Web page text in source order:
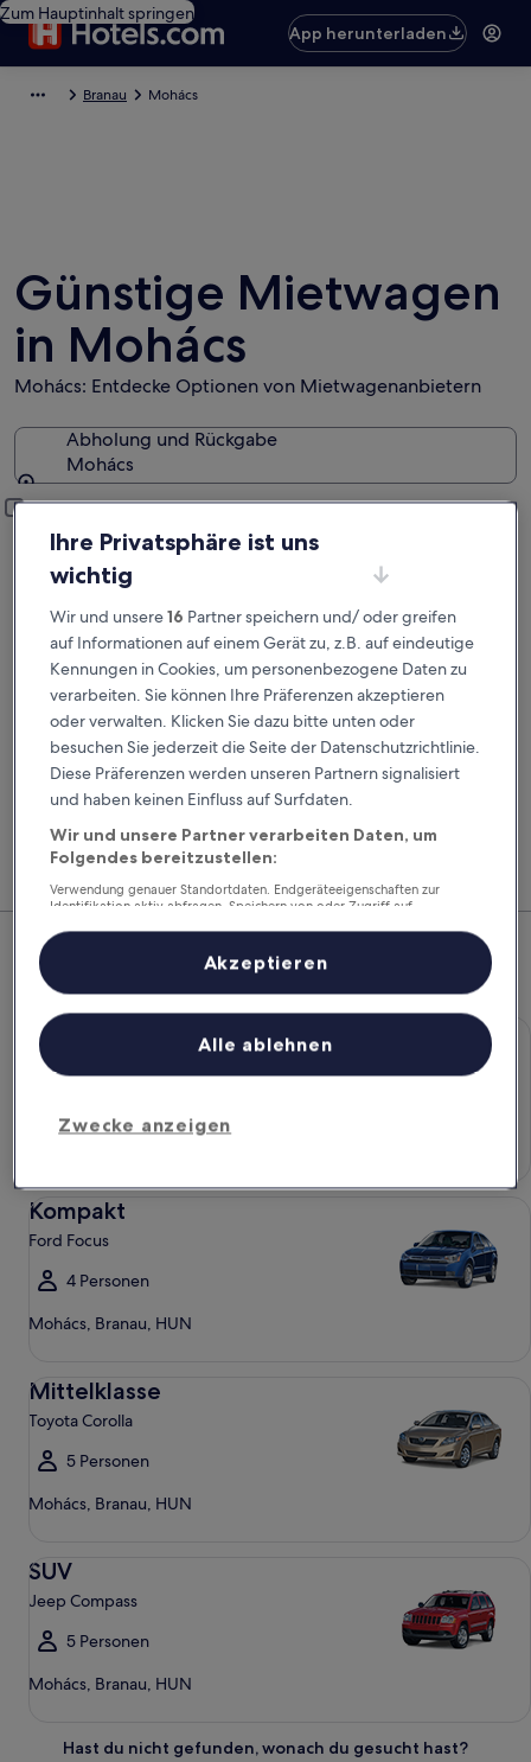
Zum Hauptinhalt springen
App herunterladen
Branau Mohács
Günstige Mietwagen
in Mohács
Mohács: Entdecke Optionen von Mietwagenanbietern
Abholung und Rückgabe
Mohács
Abholung und Rückgabe
Anderen Rückgabeort hinzufügen
Abholdatum
23. Aug.
Rückgabedatum
24. Aug.
Abholzeit
Rückgabezeit
Ich habe einen Rabattcode
Suchen
Vergleiche Autovermieter und buche Flug, Hotel
und Mietwagen zusammen, um noch mehr zu
sparen.
Top-Mietwagenangebote –
Mohács
Economy
Chevrolet Spark
Economy Chevrolet Spark
Kompakt
Ford Focus
4 Personen
Mohács, Branau, HUN
Kompakt Ford Focus
Mittelklasse
Toyota Corolla
5 Personen
Mohács, Branau, HUN
SUV
Jeep Compass
5 Personen
Mohács, Branau, HUN
Hast du nicht gefunden, wonach du gesucht hast?
Ihre Privatsphäre ist uns
wichtig
Wir und unsere16 Partner speichern und/ oder greifen
auf Informationen auf einem Gerät zu, z.B. auf eindeutige
Kennungen in Cookies, um personenbezogene Daten zu
verarbeiten. Sie können Ihre Präferenzen akzeptieren
oder verwalten. Klicken Sie dazu bitte unten oder
besuchen Sie jederzeit die Seite der Datenschutzrichtlinie.
Diese Präferenzen werden unseren Partnern signalisiert
und haben keinen Einfluss auf Surfdaten.
Wir und unsere Partner verarbeiten Daten, um
Folgendes bereitzustellen:
Verwendung genauer Standortdaten. Endgeräteeigenschaften zur
Identifikation aktiv abfragen. Speichern von oder Zugriff auf
Inhalte, Messung von Werbeleistung und der Performance von Inhalten,
Zielgruppenforschung sowie Entwicklung und Verbesserung von
Liste der Partner (Lieferanten)
Zwecke anzeigen
Alle ablehnen
Akzeptieren